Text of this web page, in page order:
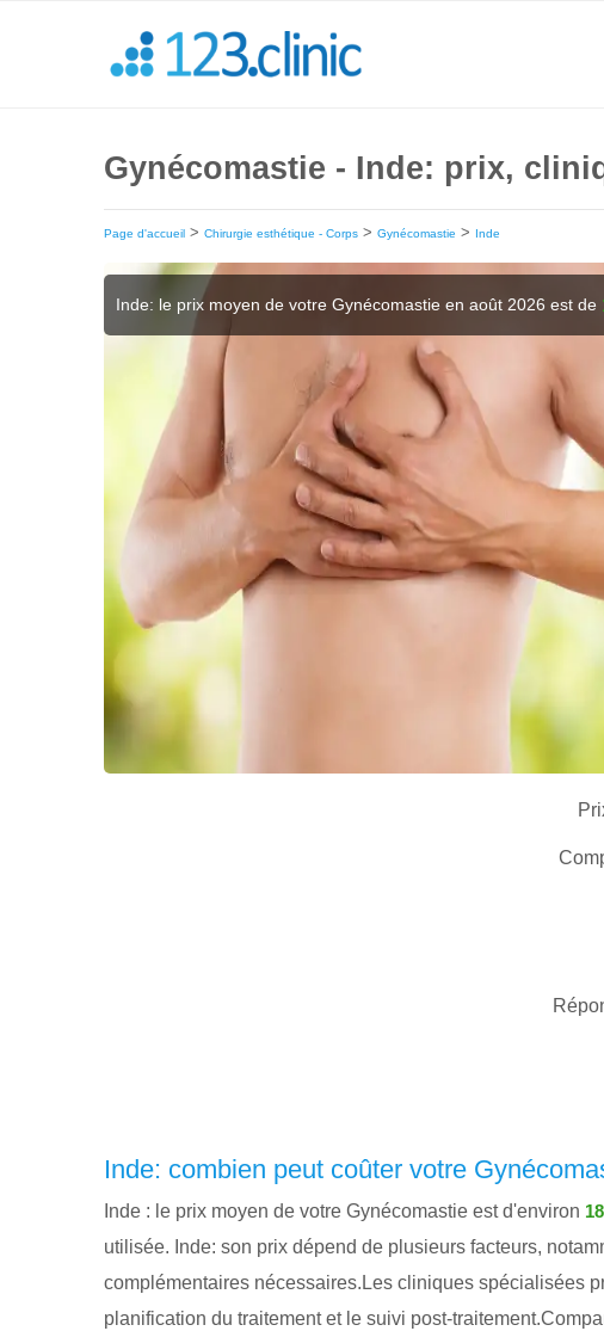
Gynécomastie - Inde: prix,
Page d'accueil > Chirurgie esthétique - Corps > Gynécomastie > Inde
Inde: le prix moyen de votre Gynécomastie en août 2026 est de
Inde: combien peut coûter votre
Inde : le prix moyen de votre Gynécomastie est d'environ
utilisée. Inde: son prix dépend de plusieurs facteurs,
complémentaires nécessaires.Les cliniques spécialisées
planification du traitement et le suivi post-